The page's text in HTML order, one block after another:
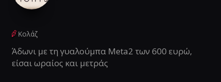
Κολάζ
Άδωνι με τη γυαλούμπα Meta2 των 600 ευρώ,
είσαι ωραίος και μετράς